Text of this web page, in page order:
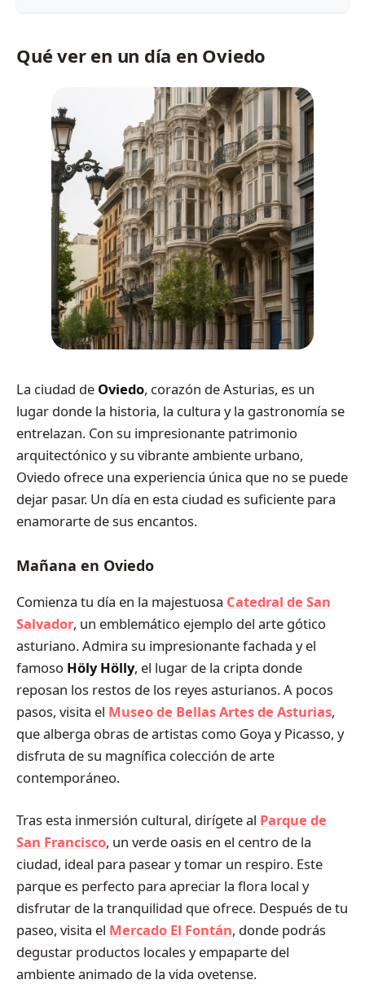
Qué ver en un día en Oviedo
La ciudad de Oviedo, corazón de Asturias, es un
lugar donde la historia, la cultura y la gastronomía se
entrelazan. Con su impresionante patrimonio
arquitectónico y su vibrante ambiente urbano,
Oviedo ofrece una experiencia única que no se puede
dejar pasar. Un día en esta ciudad es suficiente para
enamorarte de sus encantos.
Mañana en Oviedo
Comienza tu día en la majestuosa Catedral de San
Salvador, un emblemático ejemplo del arte gótico
asturiano. Admira su impresionante fachada y el
famoso Höly Hölly, el lugar de la cripta donde
reposan los restos de los reyes asturianos. A pocos
pasos, visita el Museo de Bellas Artes de Asturias,
que alberga obras de artistas como Goya y Picasso, y
disfruta de su magnífica colección de arte
contemporáneo.
Tras esta inmersión cultural, dirígete al Parque de
San Francisco, un verde oasis en el centro de la
ciudad, ideal para pasear y tomar un respiro. Este
parque es perfecto para apreciar la flora local y
disfrutar de la tranquilidad que ofrece. Después de tu
paseo, visita el Mercado El Fontán, donde podrás
degustar productos locales y empaparte del
ambiente animado de la vida ovetense.